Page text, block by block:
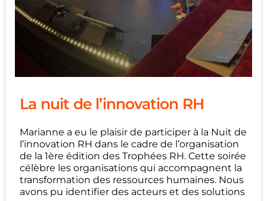
La nuit de l’innovation RH
Marianne a eu le plaisir de participer à la Nuit de
l’innovation RH dans le cadre de l’organisation
de la 1ère édition des Trophées RH. Cette soirée
célèbre les organisations qui accompagnent la
transformation des ressources humaines. Nous
avons pu identifier des acteurs et des solutions